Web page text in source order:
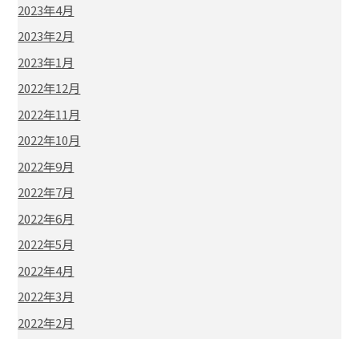
2023年4月
2023年2月
2023年1月
2022年12月
2022年11月
2022年10月
2022年9月
2022年7月
2022年6月
2022年5月
2022年4月
2022年3月
2022年2月